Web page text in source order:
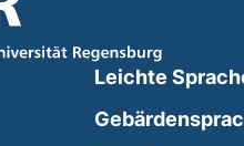
Leichte